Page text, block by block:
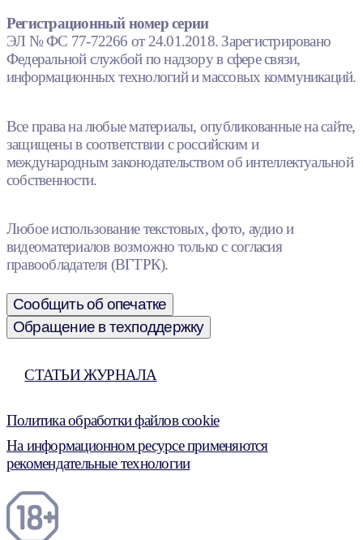
Регистрационный номер серии
ЭЛ № ФС 77-72266 от 24.01.2018. Зарегистрировано
Федеральной службой по надзору в сфере связи,
информационных технологий и массовых коммуникаций.
Все права на любые материалы, опубликованные на сайте,
защищены в соответствии с российским и
международным законодательством об интеллектуальной
собственности.
Любое использование текстовых, фото, аудио и
видеоматериалов возможно только с согласия
правообладателя (ВГТРК).
Сообщить об опечатке
Обращение в техподдержку
СТАТЬИ ЖУРНАЛА
Политика обработки файлов cookie
На информационном ресурсе применяются
рекомендательные технологии